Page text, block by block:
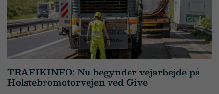
TRAFIKINFO: Nu begynder vejarbejde på
Holstebromotorvejen ved Give